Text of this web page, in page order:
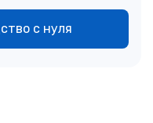
с нуля